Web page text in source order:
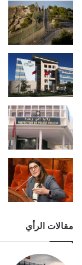
مقالات الرأي